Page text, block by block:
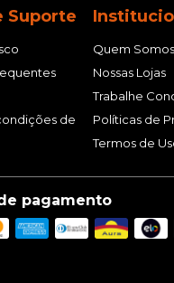
Suporte
de
Quem Somos
Nossas Lojas
Trabalhe
Políticas de
Termos de
pagamento